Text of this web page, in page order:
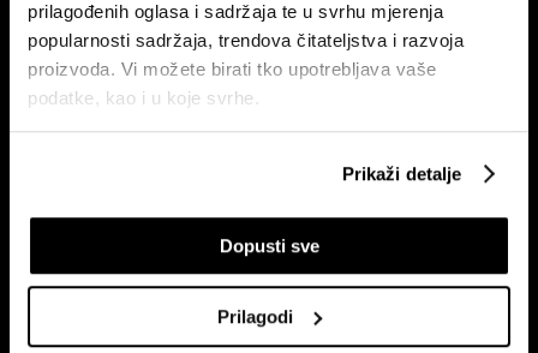
prilagođenih oglasa i sadržaja te u svrhu mjerenja
popularnosti sadržaja, trendova čitateljstva i razvoja
proizvoda. Vi možete birati tko upotrebljava vaše
podatke, kao i u koje svrhe.
Prikupljati podatke o vašoj geografskoj lokaciji,
koji mogu biti precizni do radijusa od nekoliko metara
Prepoznati vaš uređaj tako što ćemo aktivno
skenirati njegove određene karakteristike ("uzimanje
Prikaži detalje
Dopusti sve
Prilagodi
Ekonomija
Biznis
Programska šema
Bloomberg Adria događanja